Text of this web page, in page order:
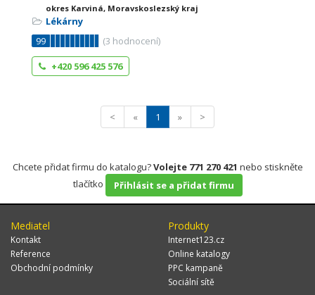
okres Karviná, Moravskoslezský kraj
Lékárny
99
(3 hodnocení)
+420 596 425 576
< « 1 » >
Chcete přidat firmu do katalogu?Volejte 771 270 421 nebo stiskněte
tlačítko
Přihlásit se a přidat firmu
Mediatel
Kontakt
Reference
Obchodní podmínky
Produkty
Internet123.cz
Online katalogy
PPC kampaně
Sociální sítě